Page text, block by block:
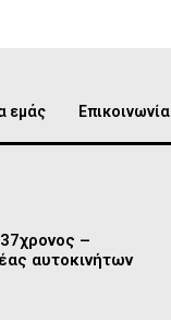
εμάς Επικοινωνία
–
αυτοκινήτων